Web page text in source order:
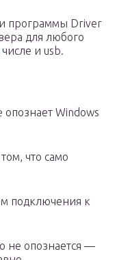
программы Driver
для любого
и usb.
опознает Windows
что само
подключения к
не опознается —